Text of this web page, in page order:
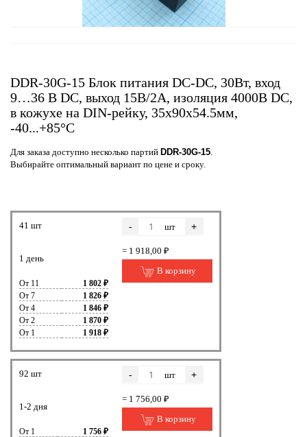
DDR-30G-15 Блок питания DC-DC, 30Вт, вход
9…36 В DC, выход 15В/2А, изоляция 4000В DC,
в кожухе на DIN-рейку, 35х90х54.5мм,
-40...+85°С
Для заказа доступно несколько партий DDR-30G-15
Выбирайте оптимальный вариант по цене и сроку.
41 шт
1 день
От 11
1 802 ₽
От 7
1 826 ₽
От 4
1 846 ₽
От 2
1 870 ₽
От 1
1 918 ₽
- шт +
= 1 918,00 ₽
В корзину
92 шт
1-2 дня
От 1 1 756 ₽
- шт +
= 1 756,00 ₽
В корзину